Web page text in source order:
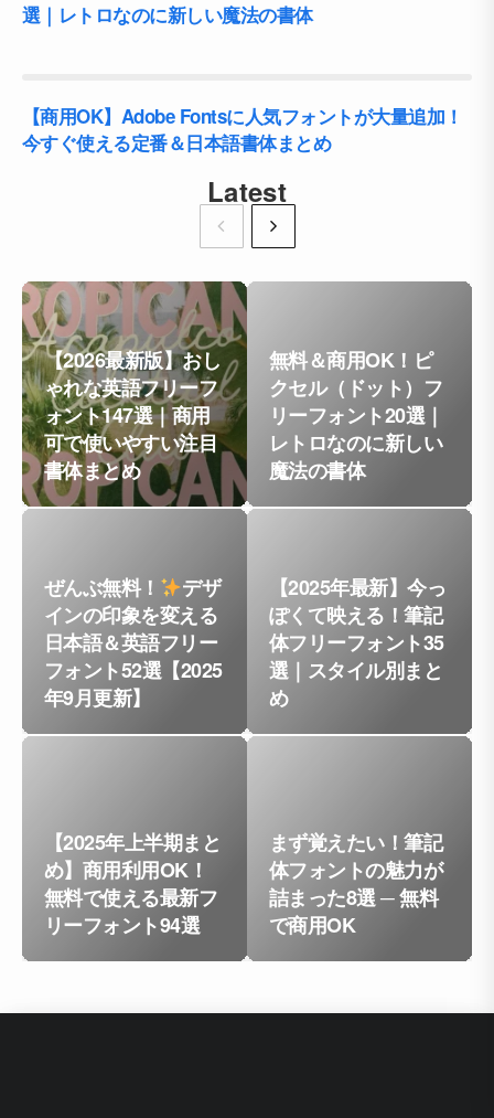
選｜レトロなのに新しい魔法の書体
【商用OK】Adobe Fontsに人気フォントが大量追加！
今すぐ使える定番＆日本語書体まとめ
Latest
【2026最新版】おし
ゃれな英語フリーフ
ォント147選｜商用
可で使いやすい注目
書体まとめ
無料＆商用OK！ピ
クセル（ドット）フ
リーフォント20選｜
レトロなのに新しい
魔法の書体
ぜんぶ無料！
デザ
インの印象を変える
日本語＆英語フリー
フォント52選【2025
年9月更新】
【2025年最新】今っ
ぽくて映える！筆記
体フリーフォント35
選｜スタイル別まと
め
【2025年上半期まと
め】商用利用OK！
無料で使える最新フ
リーフォント94選
まず覚えたい！筆記
体フォントの魅力が
詰まった8選 ─ 無料
で商用OK